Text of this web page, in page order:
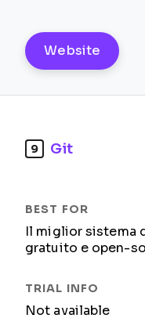
Website
9 Git
Il miglior sistema
gratuito e open-
Not available